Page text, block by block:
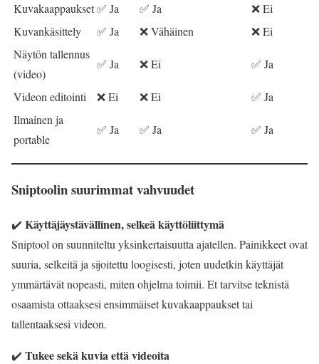
Kuvakaappaukset✅ Ja ✅ Ja
❌ Ei
Kuvankäsittely
✅ Ja ❌ Vähäinen
❌ Ei
Näytön tallennus
(video)
✅ Ja ❌ Ei ✅ Ja
Videon editointi ❌ Ei ❌ Ei
✅ Ja
Ilmainen ja
portable
✅ Ja ✅ Ja ✅ Ja
Sniptoolin suurimmat vahvuudet
✔️ Käyttäjäystävällinen, selkeä käyttöliittymä
Sniptool on suunniteltu yksinkertaisuutta ajatellen. Painikkeet ovat
suuria, selkeitä ja sijoitettu loogisesti, joten uudetkin käyttäjät
ymmärtävät nopeasti, miten ohjelma toimii. Et tarvitse teknistä
osaamista ottaaksesi ensimmäiset kuvakaappaukset tai
tallentaaksesi videon.
✔️ Tukee sekä kuvia että videoita